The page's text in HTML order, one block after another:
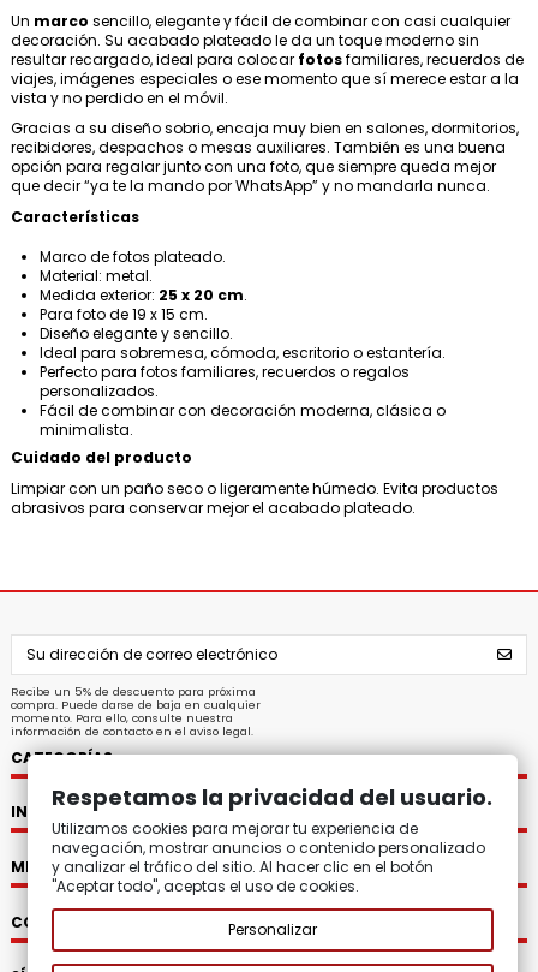
Un marco sencillo, elegante y fácil de combinar con casi cualquier
decoración. Su acabado plateado le da un toque moderno sin
resultar recargado, ideal para colocar fotosfamiliares, recuerdos de
viajes, imágenes especiales o ese momento que sí merece estar a la
vista y no perdido en el móvil.
Gracias a su diseño sobrio, encaja muy bien en salones, dormitorios,
recibidores, despachos o mesas auxiliares. También es una buena
opción para regalar junto con una foto, que siempre queda mejor
que decir “ya te la mando por WhatsApp” y no mandarla nunca.
Características
Marco de fotos plateado.
Material: metal.
Medida exterior: 25 x 20 cm.
Para foto de 19 x 15 cm.
Diseño elegante y sencillo.
Ideal para sobremesa, cómoda, escritorio o estantería.
Perfecto para fotos familiares, recuerdos o regalos
personalizados.
Fácil de combinar con decoración moderna, clásica o
minimalista.
Cuidado del producto
Limpiar con un paño seco o ligeramente húmedo. Evita productos
abrasivos para conservar mejor el acabado plateado.
Recibe un 5% de descuento para próxima
compra. Puede darse de baja en cualquier
momento. Para ello, consulte nuestra
información de contacto en el aviso legal.
CATEGORÍAS
INFORMACIÓN
MI CUENTA
CONTACTO
Respetamos la privacidad del usuario.
Utilizamos cookies para mejorar tu experiencia de
navegación, mostrar anuncios o contenido personalizado
y analizar el tráfico del sitio. Al hacer clic en el botón
"Aceptar todo", aceptas el uso de cookies.
Personalizar